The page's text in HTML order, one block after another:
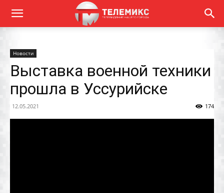
Новости
Выставка военной техники
прошла в Уссурийске
12.05.2021 174